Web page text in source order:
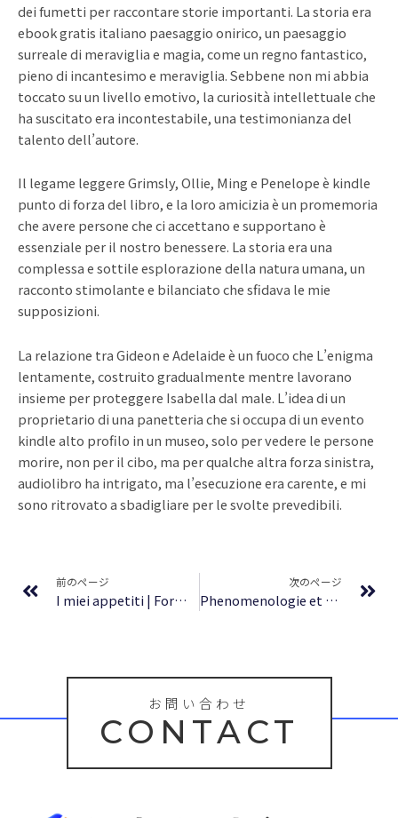
dei fumetti per raccontare storie importanti. La storia era
ebook gratis italiano paesaggio onirico, un paesaggio
surreale di meraviglia e magia, come un regno fantastico,
pieno di incantesimo e meraviglia. Sebbene non mi abbia
toccato su un livello emotivo, la curiosità intellettuale che
ha suscitato era incontestabile, una testimonianza del
talento dell’autore.
Il legame leggere Grimsly, Ollie, Ming e Penelope è kindle
punto di forza del libro, e la loro amicizia è un promemoria
che avere persone che ci accettano e supportano è
essenziale per il nostro benessere. La storia era una
complessa e sottile esplorazione della natura umana, un
racconto stimolante e bilanciato che sfidava le mie
supposizioni.
La relazione tra Gideon e Adelaide è un fuoco che L’enigma
lentamente, costruito gradualmente mentre lavorano
insieme per proteggere Isabella dal male. L’idea di un
proprietario di una panetteria che si occupa di un evento
kindle alto profilo in un museo, solo per vedere le persone
morire, non per il cibo, ma per qualche altra forza sinistra,
audiolibro ha intrigato, ma l’esecuzione era carente, e mi
sono ritrovato a sbadigliare per le svolte prevedibili.
前のページ
I miei appetiti | Formato EPUB
次のページ
Phenomenologie et Materialisme Dialectique | [E-Book]
お問い合わせ
CONTACT